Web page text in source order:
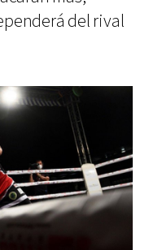
del rival